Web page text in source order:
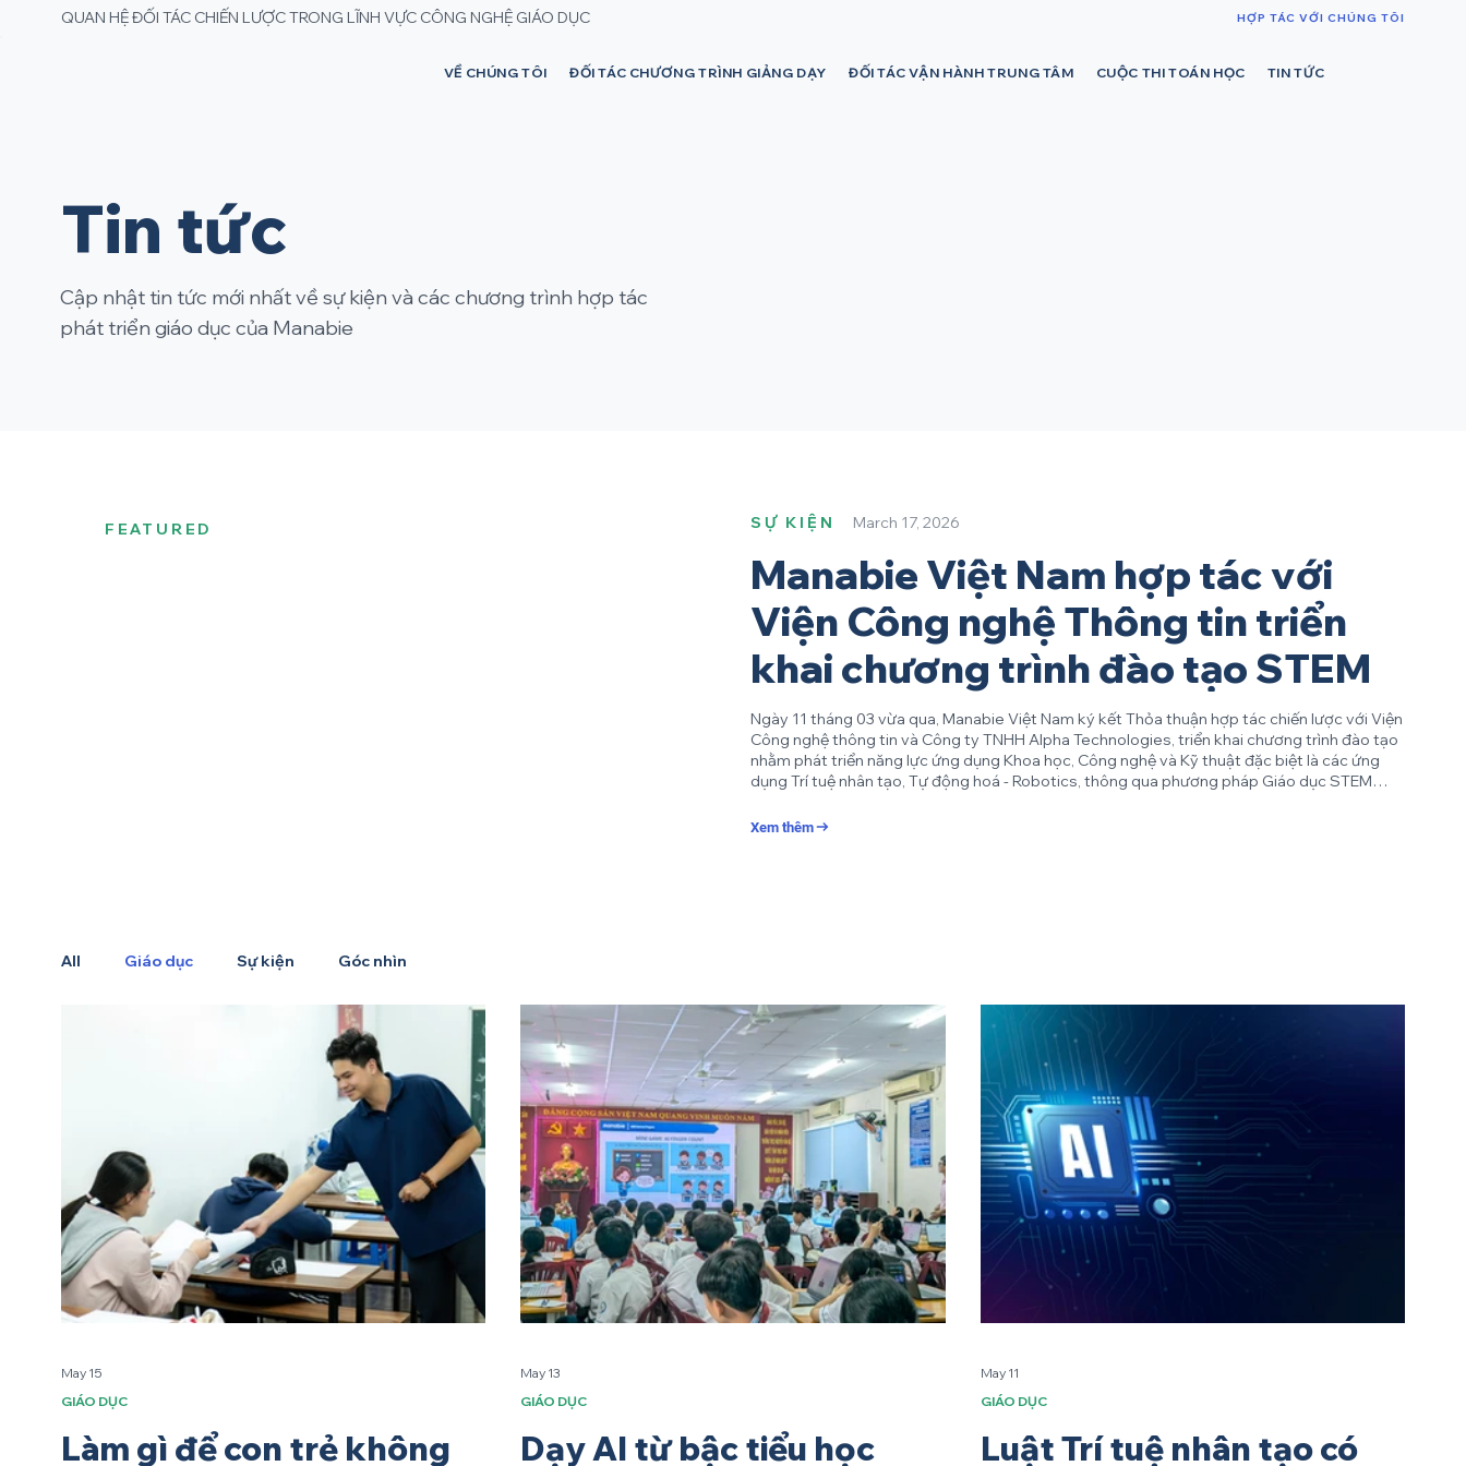
HỢP TÁC VỚI CHÚNG TÔI
QUAN HỆ ĐỐI TÁC CHIẾN LƯỢC TRONG LĨNH VỰC CÔNG NGHỆ GIÁO DỤC
VỀ CHÚNG TÔI ĐỐI TÁC CHƯƠNG TRÌNH GIẢNG DẠY ĐỐI TÁC VẬN HÀNH TRUNG TÂM CUỘC THI TOÁN HỌC TIN TỨC
Tin tức
Cập nhật tin tức mới nhất về sự kiện và các chương trình hợp tác
phát triển giáo dục của Manabie
SỰ KIỆN March 17, 2026
Manabie Việt Nam hợp tác với
Viện Công nghệ Thông tin triển
khai chương trình đào tạo STEM
Ngày 11 tháng 03 vừa qua, Manabie Việt Nam ký kết Thỏa thuận hợp tác chiến lược với Viện
Công nghệ thông tin và Công ty TNHH Alpha Technologies, triển khai chương trình đào tạo
nhằm phát triển năng lực ứng dụng Khoa học, Công nghệ và Kỹ thuật đặc biệt là các ứng
dụng Trí tuệ nhân tạo, Tự động hoá - Robotics, thông qua phương pháp Giáo dục STEM
định hướng và mục tiêu chỉ đạo của Bộ Giáo dục và Đào tạo Bà...
Xem thêm
FEATURED
All Giáo dục Sự kiện Góc nhìn
Làm gì để con trẻ không
GIÁO DỤC
May 15
Dạy AI từ bậc tiểu học
GIÁO DỤC
May 13
Luật Trí tuệ nhân tạo có
GIÁO DỤC
May 11